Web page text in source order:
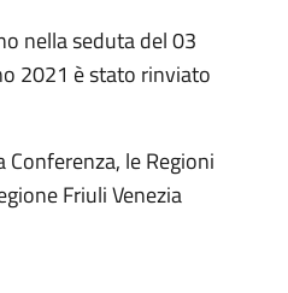
nella seduta del 03
2021 è stato rinviato
Conferenza, le Regioni
Friuli Venezia